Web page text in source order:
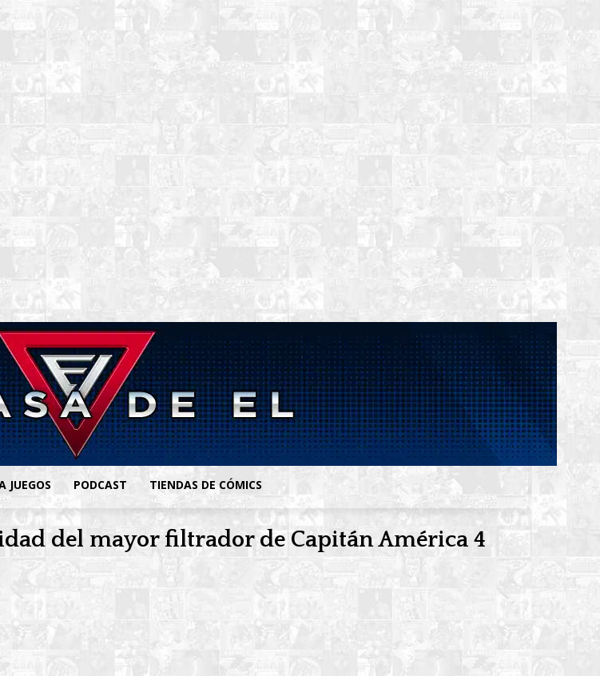
JUEGOS PODCAST TIENDAS DE CÓMICS
del mayor filtrador de Capitán América 4